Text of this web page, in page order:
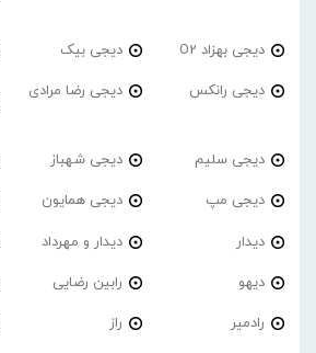
دیجی بهزاد O2 دیجی بیک
دیجی رانکس دیجی رضا مرادی
دیجی سلیم دیجی شهباز
دیجی مپ دیجی همایون
دیدار دیدار و مهرداد
دیهو رابین رضایی
رادمیر راز